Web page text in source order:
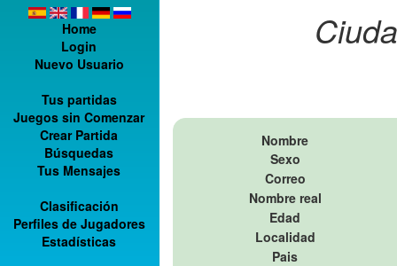
Home
Login
Nuevo Usuario
Tus partidas
Juegos sin Comenzar
Crear Partida
Búsquedas
Tus Mensajes
Clasificación
Perfiles de Jugadores
Estadísticas
Nombre
Sexo
Correo
Nombre real
Edad
Localidad
Pais